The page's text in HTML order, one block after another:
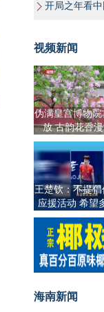
开局之年看
视频新闻
伪满皇宫博物院
放 古韵花香
王楚钦：不提倡
应援活动 希望
赛
海南新闻